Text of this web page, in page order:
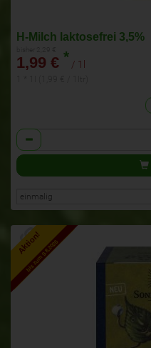
H-Milch laktosefrei 3,5%
1,99 € * / 1l
Anzahl
Aktion!
bis zum 9.8.2026